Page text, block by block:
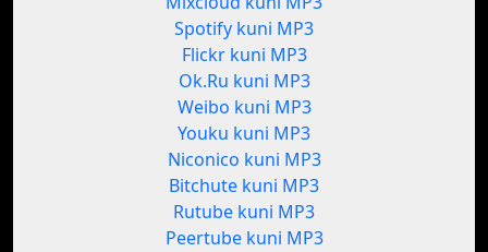
Spotify kuni MP3
Flickr kuni MP3
Ok.Ru kuni MP3
Weibo kuni MP3
Youku kuni MP3
Niconico kuni MP3
Bitchute kuni MP3
Rutube kuni MP3
Peertube kuni MP3